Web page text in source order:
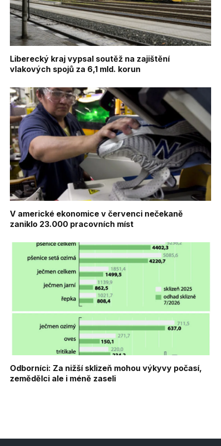
Liberecký kraj vypsal soutěž na zajištění
vlakových spojů za 6,1 mld. korun
V americké ekonomice v červenci nečekaně
zaniklo 23.000 pracovních míst
Odborníci: Za nižší sklizeň mohou výkyvy počasí,
zemědělci ale i méně zaseli